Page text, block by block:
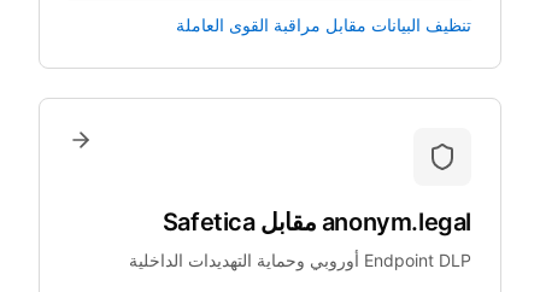
تنظيف البيانات مقابل مراقبة القوى العاملة
anonym.legal مقابل Safetica
Endpoint DLP أوروبي وحماية التهديدات الداخلية